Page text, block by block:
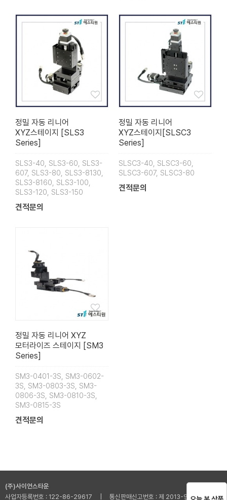
정밀 자동 리니어
XYZ스테이지 [SLS3
Series]
SLS3-40, SLS3-60, SLS3-
607, SLS3-80, SLS3-8130,
SLS3-8160, SLS3-100,
SLS3-120, SLS3-150
견적문의
정밀 자동 리니어
XYZ스테이지[SLSC3
Series]
SLSC3-40, SLSC3-60,
SLSC3-607, SLSC3-80
견적문의
정밀 자동 리니어 XYZ
모터라이즈 스테이지 [SM3
Series]
SM3-0401-3S, SM3-0602-
3S, SM3-0803-3S, SM3-
0806-3S, SM3-0810-3S,
SM3-0815-3S
견적문의
(주)사이언스타운
사업자등록번호 : 122-86-29617 | 통신판매신고번호 : 제 2013-인천부평-001